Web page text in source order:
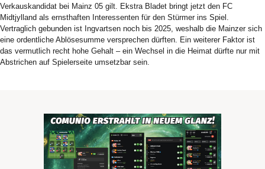
Verkauskandidat bei Mainz 05 gilt. Ekstra Bladet bringt jetzt den FC
Midtjylland als ernsthaften Interessenten für den Stürmer ins Spiel.
Vertraglich gebunden ist Ingvartsen noch bis 2025, weshalb die Mainzer sich
eine ordentliche Ablösesumme versprechen dürften. Ein weiterer Faktor ist
das vermutlich recht hohe Gehalt – ein Wechsel in die Heimat dürfte nur mit
Abstrichen auf Spielerseite umsetzbar sein.